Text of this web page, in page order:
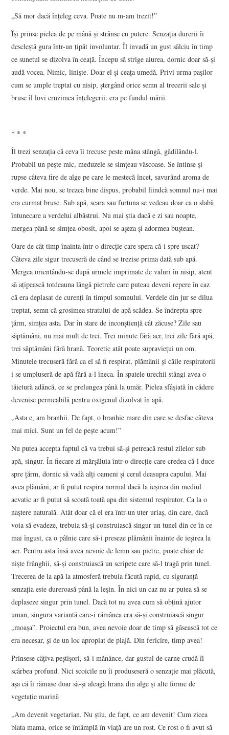
„Să mor dacă înțeleg ceva. Poate nu m-am trezit!”
Își prinse pielea de pe mână și strânse cu putere. Senzația durerii îi
descleștă gura într-un țipăt involuntar. Îl invadă un gust sălciu în timp
ce sunetul se dizolva în ceață. Începu să strige aiurea, dornic doar să-și
audă vocea. Nimic, liniște. Doar el și ceața umedă. Privi urma pașilor
cum se umple treptat cu nisip, ștergând orice semn al trecerii sale și
brusc îl lovi cruzimea înțelegerii: era pe fundul mării.
* * *
Îl trezi senzația că ceva îi trecuse peste mâna stângă, gâdilându-l.
Probabil un pește mic, meduzele se simțeau vâscoase. Se întinse și
rupse câteva fire de alge pe care le mestecă încet, savurând aroma de
verde. Mai nou, se trezea bine dispus, probabil fiindcă somnul nu-i mai
era curmat brusc. Sub apă, seara sau furtuna se vedeau doar ca o slabă
întunecare a verdelui albăstrui. Nu mai știa dacă e zi sau noapte,
mergea până se simțea obosit, apoi se așeza și adormea buștean.
Oare de cât timp înainta într-o direcție care spera că-i spre uscat?
Câteva zile sigur trecuseră de când se trezise prima dată sub apă.
Mergea orientându-se după urmele imprimate de valuri în nisip, atent
să ațipească totdeauna lângă pietrele care puteau deveni repere în caz
că era deplasat de curenți în timpul somnului. Verdele din jur se dilua
treptat, semn că grosimea stratului de apă scădea. Se îndrepta spre
țărm, simțea asta. Dar în stare de inconștiență cât zăcuse? Zile sau
săptămâni, nu mai mult de trei. Trei minute fără aer, trei zile fără apă,
trei săptămâni fără hrană. Teoretic atât poate supraviețui un om.
Minutele trecuseră fără ca el să fi respirat, plămânii și căile respiratorii
i se umpluseră de apă fără a-l îneca. În spatele urechii stângi avea o
tăietură adâncă, ce se prelungea până la umăr. Pielea sfâșiată în cădere
devenise permeabilă pentru oxigenul dizolvat în apă.
„Asta e, am branhii. De fapt, o branhie mare din care se desfac câteva
mai mici. Sunt un fel de pește acum!”
Nu putea accepta faptul că va trebui să-și petreacă restul zilelor sub
apă, singur. În fiecare zi mărșăluia într-o direcție care credea că-l duce
spre țărm, dornic să vadă alți oameni și cerul deasupra capului. Mai
avea plămâni, ar fi putut respira normal dacă la ieșirea din mediul
acvatic ar fi putut să scoată toată apa din sistemul respirator. Ca la o
naștere naturală. Atât doar că el era într-un uter uriaș, din care, dacă
voia să evadeze, trebuia să-și construiască singur un tunel din ce în ce
mai îngust, ca o pâlnie care să-i preseze plămânii înainte de ieșirea la
aer. Pentru asta însă avea nevoie de lemn sau pietre, poate chiar de
niște frânghii, să-și construiască un scripete care să-l tragă prin tunel.
Trecerea de la apă la atmosferă trebuia făcută rapid, cu siguranță
senzația este dureroasă până la leșin. În nici un caz nu ar putea să se
deplaseze singur prin tunel. Dacă tot nu avea cum să obțină ajutor
uman, singura variantă care-i rămânea era să-și construiască singur
„moașa”. Proiectul era bun, avea nevoie doar de timp să găsească tot ce
era necesar, și de un loc apropiat de plajă. Din fericire, timp avea!
Prinsese câțiva peștișori, să-i mănânce, dar gustul de carne crudă îl
scârbea profund. Nici scoicile nu îi produseseră o senzație mai plăcută,
așa că îi rămase doar să-și aleagă hrana din alge și alte forme de
vegetație marină
„Am devenit vegetarian. Nu știu, de fapt, ce am devenit! Cum zicea
biata mama, orice se întâmplă în viață are un rost. Ce rost o fi avut să